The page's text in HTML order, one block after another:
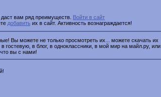
даст вам ряд преимуществ. Войти в сайт
добавить их в сайт. Активность вознаграждается!
Вы можете не только просмотреть их... можете скачать их
гостевую, в блог, в одноклассники, в мой мир на майл.ру, или
что вы с нами!